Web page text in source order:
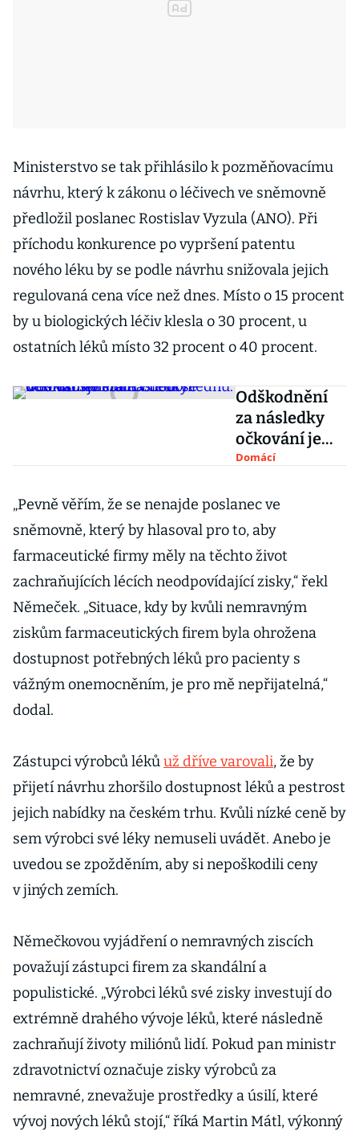
Ministerstvo se tak přihlásilo k pozměňovacímu
návrhu, který k zákonu o léčivech ve sněmovně
předložil poslanec Rostislav Vyzula (ANO). Při
příchodu konkurence po vypršení patentu
nového léku by se podle návrhu snižovala jejich
regulovaná cena více než dnes. Místo o 15 procent
by u biologických léčiv klesla o 30 procent, u
ostatních léků místo 32 procent o 40 procent.
Odškodnění
za následky
očkování je
stále v
V tomto
volební
období se
nemusí
stihnout
Domácí
„Pevně věřím, že se nenajde poslanec ve
sněmovně, který by hlasoval pro to, aby
farmaceutické firmy měly na těchto život
zachraňujících lécích neodpovídající zisky,“ řekl
Němeček. „Situace, kdy by kvůli nemravným
ziskům farmaceutických firem byla ohrožena
dostupnost potřebných léků pro pacienty s
vážným onemocněním, je pro mě nepřijatelná,“
dodal.
Zástupci výrobců lékůuž dříve varovali, že by
přijetí návrhu zhoršilo dostupnost léků a pestrost
jejich nabídky na českém trhu. Kvůli nízké ceně by
sem výrobci své léky nemuseli uvádět. Anebo je
uvedou se zpožděním, aby si nepoškodili ceny
v jiných zemích.
Němečkovou vyjádření o nemravných ziscích
považují zástupci firem za skandální a
populistické. „Výrobci léků své zisky investují do
extrémně drahého vývoje léků, které následně
zachraňují životy miliónů lidí. Pokud pan ministr
zdravotnictví označuje zisky výrobců za
nemravné, znevažuje prostředky a úsilí, které
vývoj nových léků stojí,“ říká Martin Mátl, výkonný